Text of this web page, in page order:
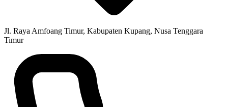
Jl. Raya Amfoang Timur, Kabupaten Kupang, Nusa Tenggara
Timur